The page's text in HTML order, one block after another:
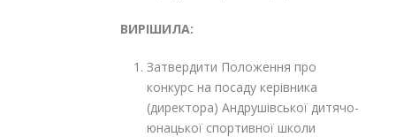
ВИРІШИЛА:
Затвердити Положення про
конкурс на посаду керівника
(директора) Андрушівської дитячо-
юнацької спортивної школи